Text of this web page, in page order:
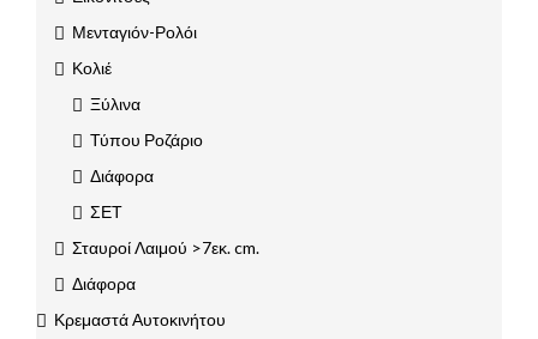
Μενταγιόν-Ρολόι
Κολιέ
Ξύλινα
Τύπου Ροζάριο
Διάφορα
ΣΕΤ
Σταυροί Λαιμού >7εκ. cm.
Διάφορα
Κρεμαστά Αυτοκινήτου